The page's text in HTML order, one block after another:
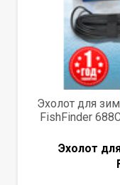
Эхолот для
FishFinder
Эхолот